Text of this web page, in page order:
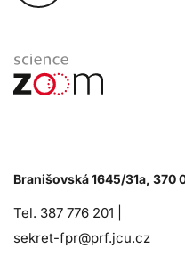
Branišovská 1645/31a, 370
Tel. 387 776 201 |
sekret-fpr@prf.jcu.cz